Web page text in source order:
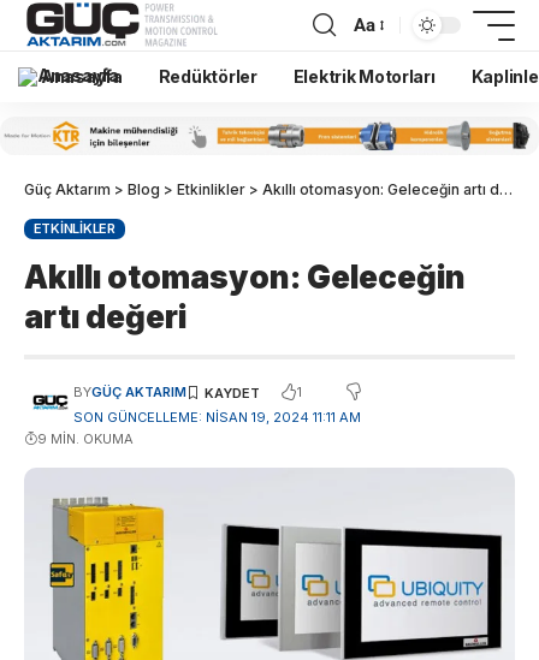
Aa
Anasayfa Redüktörler Elektrik Motorları
Güç Aktarım > Blog > Etkinlikler > Akıllı otomasyon: Geleceğin artı değeri
ETKINLIKLER
Akıllı otomasyon: Geleceğin
artı değeri
SON GÜNCELLEME: NISAN 19, 2024 11:11 AM
BYGÜÇ AKTARIM 1
9 MIN. OKUMA